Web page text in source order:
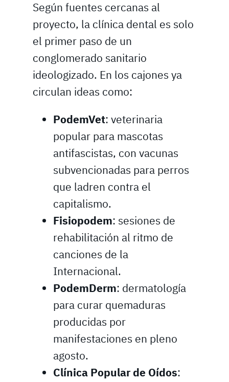
Según fuentes cercanas al
proyecto, la clínica dental es solo
el primer paso de un
conglomerado sanitario
ideologizado. En los cajones ya
circulan ideas como:
PodemVet: veterinaria
popular para mascotas
antifascistas, con vacunas
subvencionadas para perros
que ladren contra el
capitalismo.
Fisiopodem: sesiones de
rehabilitación al ritmo de
canciones de la
Internacional.
PodemDerm: dermatología
para curar quemaduras
producidas por
manifestaciones en pleno
agosto.
Clínica Popular de Oídos: